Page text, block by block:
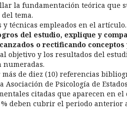
la fundamentación teórica que
tema.
técnicas empleados en el artículo.
del estudio, explique y
o rectificando
objetivo y los resultados del
numeradas.
más de diez (10) referencias
de Psicología de
citadas que aparecen en el
deben cubrir el periodo anterior